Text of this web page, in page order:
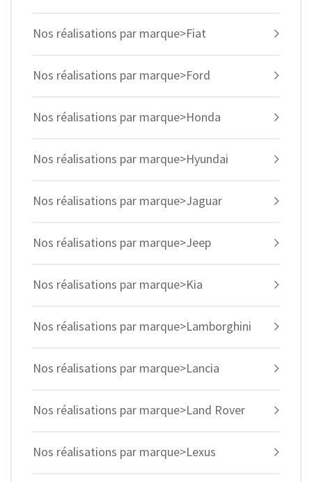
Nos réalisations par marque>Fiat
Nos réalisations par marque>Ford
Nos réalisations par marque>Honda
Nos réalisations par marque>Hyundai
Nos réalisations par marque>Jaguar
Nos réalisations par marque>Jeep
Nos réalisations par marque>Kia
Nos réalisations par marque>Lamborghini
Nos réalisations par marque>Lancia
Nos réalisations par marque>Land Rover
Nos réalisations par marque>Lexus